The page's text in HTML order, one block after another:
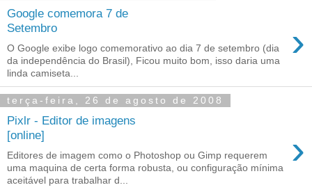
Google comemora 7 de
Setembro
›
O Google exibe logo comemorativo ao dia 7 de setembro (dia
da independência do Brasil), Ficou muito bom, isso daria uma
linda camiseta...
terça-feira, 26 de agosto de 2008
Pixlr - Editor de imagens
[online]
›
Editores de imagem como o Photoshop ou Gimp requerem
uma maquina de certa forma robusta, ou configuração mínima
aceitável para trabalhar d...